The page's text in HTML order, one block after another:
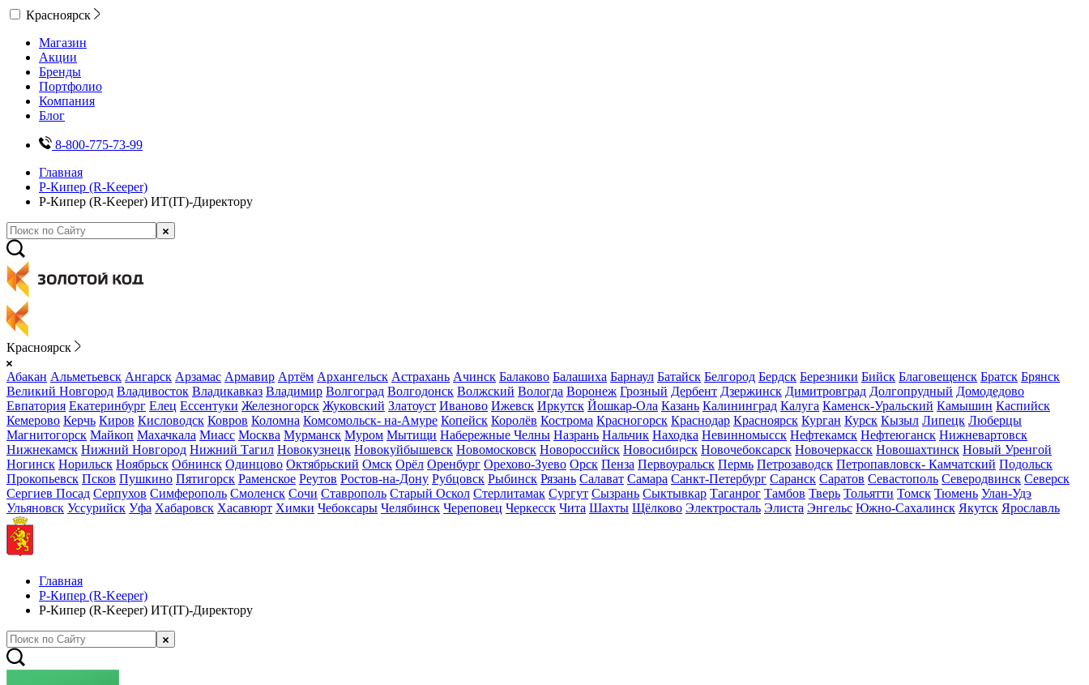
Красноярск
Магазин
Акции
Бренды
Портфолио
Компания
Блог
8-800-775-73-99
Главная
Р-Кипер (R-Keeper)
Р-Кипер (R-Keeper) ИТ(IT)-Директору
Красноярск
Абакан Альметьевск Ангарск Арзамас Армавир Артём Архангельск Астрахань Ачинск Балаково Балашиха Барнаул Батайск Белгород Бердск Березники Бийск Благовещенск Братск Брянск
Великий Новгород Владивосток Владикавказ Владимир Волгоград Волгодонск Волжский Вологда Воронеж Грозный Дербент Дзержинск Димитровград Долгопрудный Домодедово
Евпатория Екатеринбург Елец Ессентуки Железногорск Жуковский Златоуст Иваново Ижевск Иркутск Йошкар-Ола Казань Калининград Калуга Каменск-Уральский Камышин Каспийск
Кемерово Керчь Киров Кисловодск Ковров Коломна Комсомольск- на-Амуре Копейск Королёв Кострома Красногорск Краснодар Красноярск Курган Курск Кызыл Липецк Люберцы
Магнитогорск Майкоп Махачкала Миасс Москва Мурманск Муром Мытищи Набережные Челны Назрань Нальчик Находка Невинномысск Нефтекамск Нефтеюганск Нижневартовск
Нижнекамск Нижний Новгород Нижний Тагил Новокузнецк Новокуйбышевск Новомосковск Новороссийск Новосибирск Новочебоксарск Новочеркасск Новошахтинск Новый Уренгой
Ногинск Норильск Ноябрьск Обнинск Одинцово Октябрьский Омск Орёл Оренбург Орехово-Зуево Орск Пенза Первоуральск Пермь Петрозаводск Петропавловск- Камчатский Подольск
Прокопьевск Псков Пушкино Пятигорск Раменское Реутов Ростов-на-Дону Рубцовск Рыбинск Рязань Салават Самара Санкт-Петербург Саранск Саратов Севастополь Северодвинск Северск
Сергиев Посад Серпухов Симферополь Смоленск Сочи Ставрополь Старый Оскол Стерлитамак Сургут Сызрань Сыктывкар Таганрог Тамбов Тверь Тольятти Томск Тюмень Улан-Удэ
Ульяновск Уссурийск Уфа Хабаровск Хасавюрт Химки Чебоксары Челябинск Череповец Черкесск Чита Шахты Щёлково Электросталь Элиста Энгельс Южно-Сахалинск Якутск Ярославль
Главная
Р-Кипер (R-Keeper)
Р-Кипер (R-Keeper) ИТ(IT)-Директору